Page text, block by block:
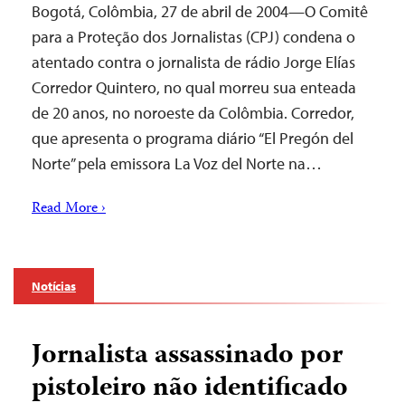
Bogotá, Colômbia, 27 de abril de 2004—O Comitê
para a Proteção dos Jornalistas (CPJ) condena o
atentado contra o jornalista de rádio Jorge Elías
Corredor Quintero, no qual morreu sua enteada
de 20 anos, no noroeste da Colômbia. Corredor,
que apresenta o programa diário “El Pregón del
Norte” pela emissora La Voz del Norte na…
Read More ›
Notícias
Jornalista assassinado por
pistoleiro não identificado